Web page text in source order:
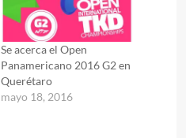
Se acerca el Open
Panamericano 2016 G2 en
Querétaro
mayo 18, 2016